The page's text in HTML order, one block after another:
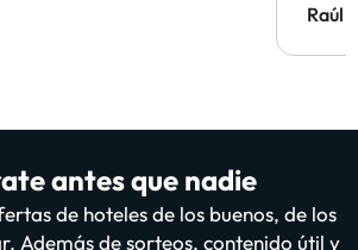
Hotel
Raúl
antes que nadie
de hoteles de los buenos, de los
Además de sorteos, contenido útil y